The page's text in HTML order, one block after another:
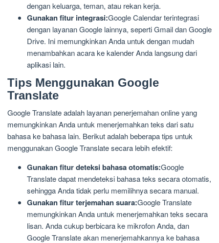
dengan keluarga, teman, atau rekan kerja.
Gunakan fitur integrasi:Google Calendar terintegrasi
dengan layanan Google lainnya, seperti Gmail dan Google
Drive. Ini memungkinkan Anda untuk dengan mudah
menambahkan acara ke kalender Anda langsung dari
aplikasi lain.
Tips Menggunakan Google
Translate
Google Translate adalah layanan penerjemahan online yang
memungkinkan Anda untuk menerjemahkan teks dari satu
bahasa ke bahasa lain. Berikut adalah beberapa tips untuk
menggunakan Google Translate secara lebih efektif:
Gunakan fitur deteksi bahasa otomatis:Google
Translate dapat mendeteksi bahasa teks secara otomatis,
sehingga Anda tidak perlu memilihnya secara manual.
Gunakan fitur terjemahan suara:Google Translate
memungkinkan Anda untuk menerjemahkan teks secara
lisan. Anda cukup berbicara ke mikrofon Anda, dan
Google Translate akan menerjemahkannya ke bahasa